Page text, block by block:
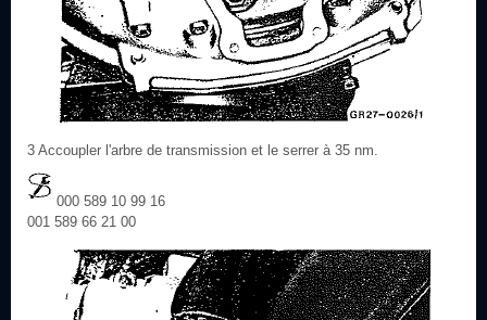
3 Accoupler l'arbre de transmission et le serrer à 35 nm.
000 589 10 99 16
001 589 66 21 00